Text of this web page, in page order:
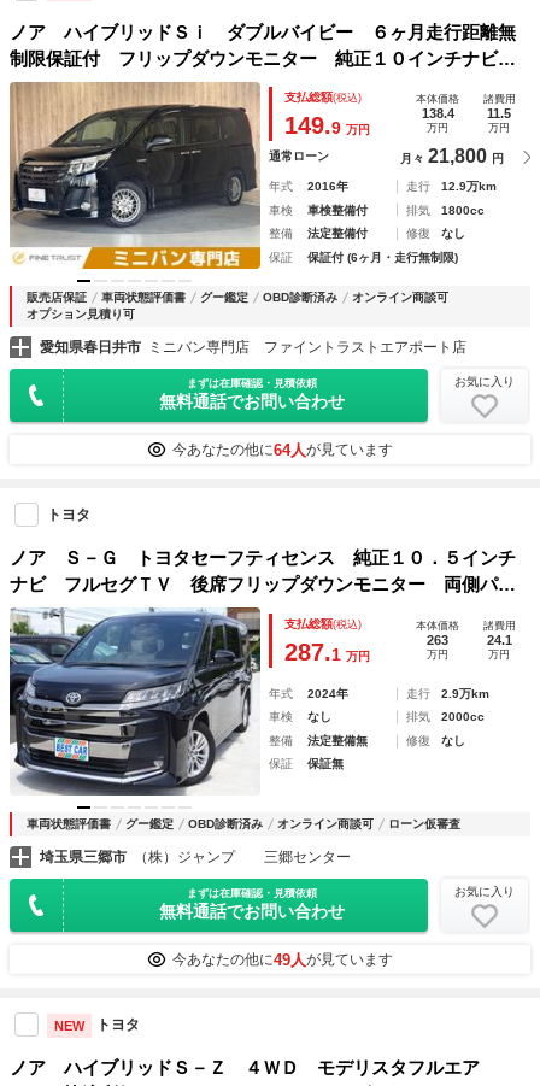
ノア ハイブリッドＳｉ ダブルバイビー ６ヶ月走行距離無
制限保証付 フリップダウンモニター 純正１０インチナビ
両側パワースライドドア トヨタセーフティセンス ＬＥＤヘ
ッドライト 禁煙車 クルーズコントロール ＥＴＣ ハーフ
レザーシート
支払総額(税込)
149.9 万円
本体価格
138.4
万円
諸費用
11.5
万円
通常ローン 月々 21,800 円
年式 2016年 走行
12.9万km
車検
車検整備付 排気
1800cc
整備
法定整備付 修復
なし
保証
保証付 (6ヶ月・走行無制限)
販売店保証 車両状態評価書 グー鑑定 OBD診断済み
オンライン商談可
オプション見積り可
愛知県春日井市 ミニバン専門店 ファイントラストエアポート店
まずは在庫確認・見積依頼
無料通話でお問い合わせ
お気に入り
今あなたの他に64人が見ています
トヨタ
ノア Ｓ－Ｇ トヨタセーフティセンス 純正１０．５インチ
ナビ フルセグＴＶ 後席フリップダウンモニター 両側パワ
ースライドドア アラウンドビューモニター ドライブレコー
ダー ＥＴＣ２．０ Ｂｌｕｅｔｏｏｔｈ
支払総額(税込)
287.1 万円
本体価格
263
万円
諸費用
24.1
万円
年式 2024年 走行
2.9万km
車検
なし 排気
2000cc
整備
法定整備無 修復
なし
保証
保証無
車両状態評価書 グー鑑定 OBD診断済み オンライン商談可 ローン仮審査
埼玉県三郷市 （株）ジャンプ 三郷センター
まずは在庫確認・見積依頼
無料通話でお問い合わせ
お気に入り
今あなたの他に49人が見ています
NEW トヨタ
ノア ハイブリッドＳ－Ｚ ４ＷＤ モデリスタフルエア